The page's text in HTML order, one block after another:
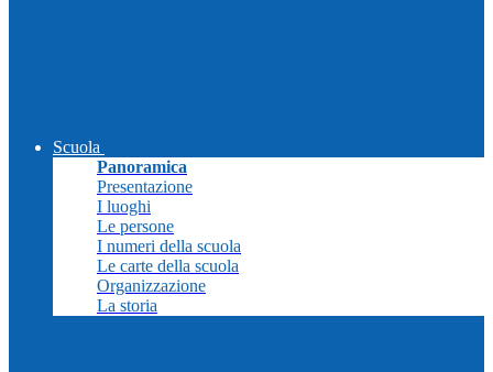
Scuola
Panoramica
Presentazione
I luoghi
Le persone
I numeri della scuola
Le carte della scuola
Organizzazione
La storia